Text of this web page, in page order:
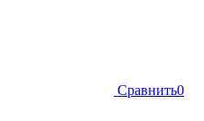
Сравнить0